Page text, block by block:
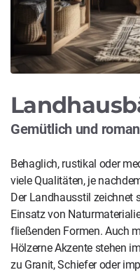
Gemütlich und
Behaglich, rustikal oder
viele Qualitäten, je
Der Landhausstil zeichnet
Einsatz von
fließenden Formen. Auch
Hölzerne Akzente stehen
zu Granit, Schiefer oder